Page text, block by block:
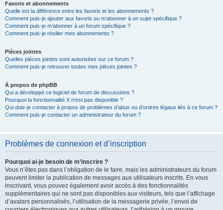
Favoris et abonnements
Quelle est la différence entre les favoris et les abonnements ?
Comment puis-je ajouter aux favoris ou m’abonner à un sujet spécifique ?
Comment puis-je m’abonner à un forum spécifique ?
Comment puis-je résilier mes abonnements ?
Pièces jointes
Quelles pièces jointes sont autorisées sur ce forum ?
Comment puis-je retrouver toutes mes pièces jointes ?
À propos de phpBB
Qui a développé ce logiciel de forum de discussions ?
Pourquoi la fonctionnalité X n’est pas disponible ?
Qui dois-je contacter à propos de problèmes d’abus ou d’ordres légaux liés à ce forum ?
Comment puis-je contacter un administrateur du forum ?
Problèmes de connexion et d’inscription
Pourquoi ai-je besoin de m’inscrire ?
Vous n’êtes pas dans l’obligation de le faire, mais les administrateurs du forum
peuvent limiter la publication de messages aux utilisateurs inscrits. En vous
inscrivant, vous pouvez également avoir accès à des fonctionnalités
supplémentaires qui ne sont pas disponibles aux visiteurs, tels que l’affichage
d’avatars personnalisés, l’utilisation de la messagerie privée, l’envoi de